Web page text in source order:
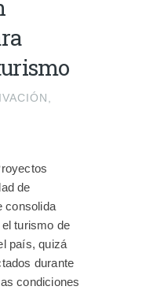
,
de
consolida
turismo de
país, quizá
durante
condiciones